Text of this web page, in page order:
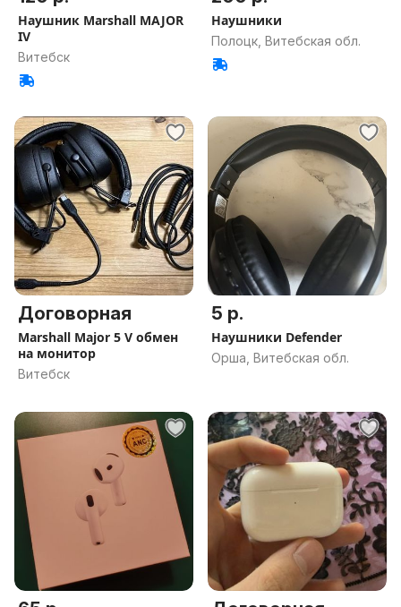
Наушник Marshall MAJOR
IV
Витебск
Наушники
Полоцк, Витебская обл.
Договорная
Marshall Major 5 V обмен
на монитор
Витебск
5 р.
Наушники Defender
Орша, Витебская обл.